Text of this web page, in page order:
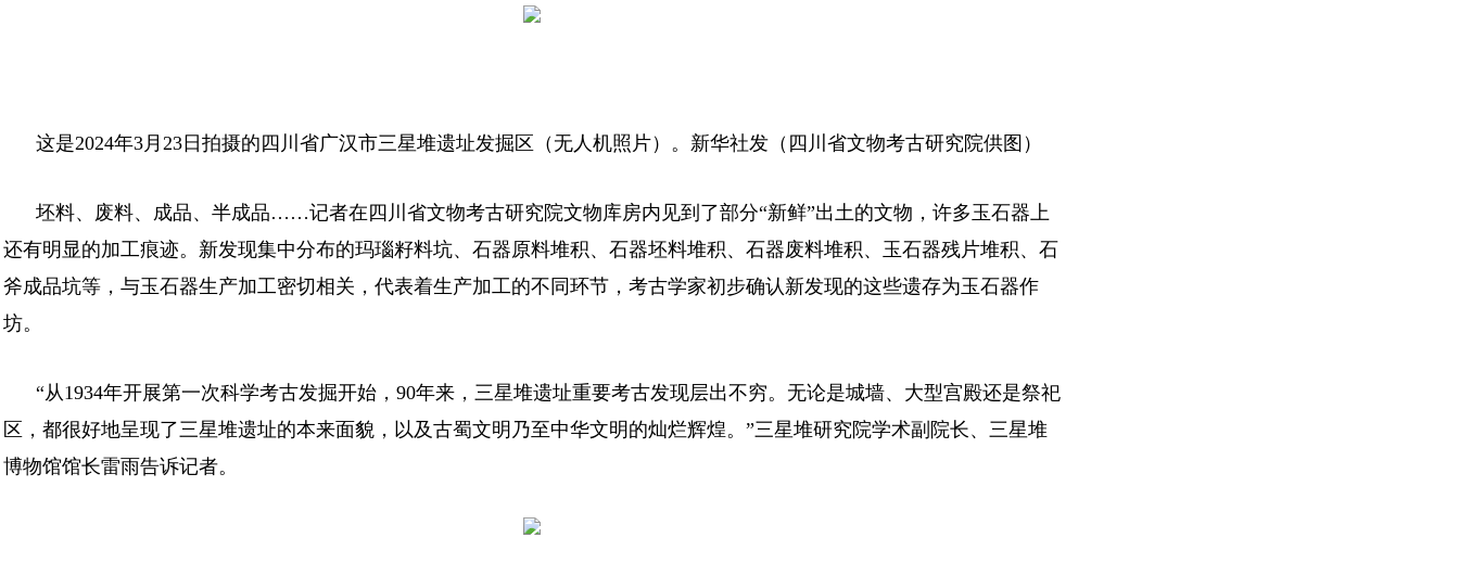
这是2024年3月23日拍摄的四川省广汉市三星堆遗址发掘区（无人机照片）。新华社发（四川省文物考古研究院供图）
坯料、废料、成品、半成品……记者在四川省文物考古研究院文物库房内见到了部分“新鲜”出土的文物，许多玉石器上
还有明显的加工痕迹。新发现集中分布的玛瑙籽料坑、石器原料堆积、石器坯料堆积、石器废料堆积、玉石器残片堆积、石
斧成品坑等，与玉石器生产加工密切相关，代表着生产加工的不同环节，考古学家初步确认新发现的这些遗存为玉石器作
坊。
“从1934年开展第一次科学考古发掘开始，90年来，三星堆遗址重要考古发现层出不穷。无论是城墙、大型宫殿还是祭祀
区，都很好地呈现了三星堆遗址的本来面貌，以及古蜀文明乃至中华文明的灿烂辉煌。”三星堆研究院学术副院长、三星堆
博物馆馆长雷雨告诉记者。